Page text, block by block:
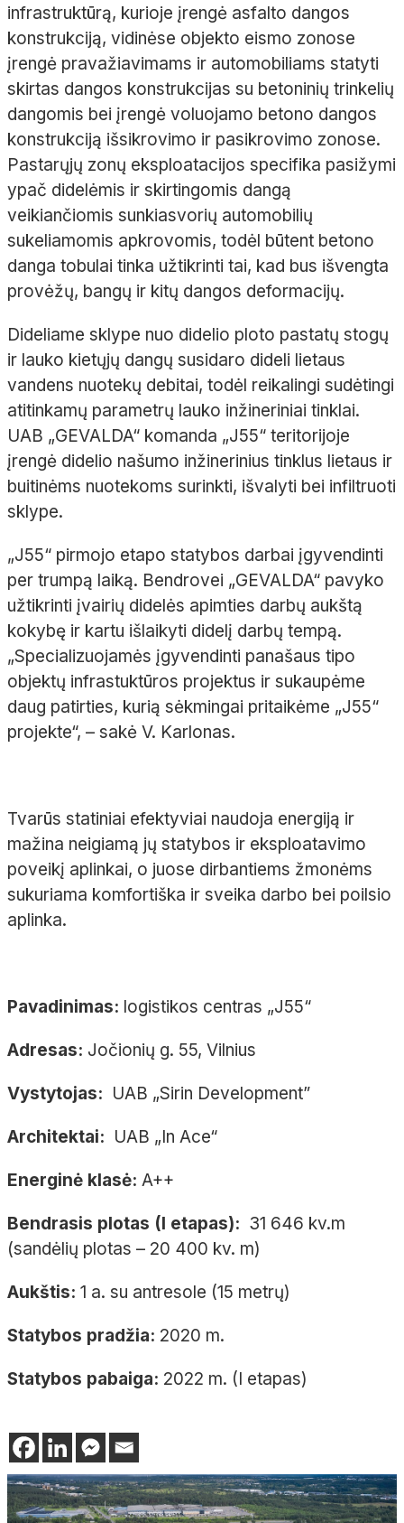
infrastruktūrą, kurioje įrengė asfalto dangos
konstrukciją, vidinėse objekto eismo zonose
įrengė pravažiavimams ir automobiliams statyti
skirtas dangos konstrukcijas su betoninių trinkelių
dangomis bei įrengė voluojamo betono dangos
konstrukciją išsikrovimo ir pasikrovimo zonose.
Pastarųjų zonų eksploatacijos specifika pasižymi
ypač didelėmis ir skirtingomis dangą
veikiančiomis sunkiasvorių automobilių
sukeliamomis apkrovomis, todėl būtent betono
danga tobulai tinka užtikrinti tai, kad bus išvengta
provėžų, bangų ir kitų dangos deformacijų.
Dideliame sklype nuo didelio ploto pastatų stogų
ir lauko kietųjų dangų susidaro dideli lietaus
vandens nuotekų debitai, todėl reikalingi sudėtingi
atitinkamų parametrų lauko inžineriniai tinklai.
UAB „GEVALDA“ komanda „J55“ teritorijoje
įrengė didelio našumo inžinerinius tinklus lietaus ir
buitinėms nuotekoms surinkti, išvalyti bei infiltruoti
sklype.
„J55“ pirmojo etapo statybos darbai įgyvendinti
per trumpą laiką. Bendrovei „GEVALDA“ pavyko
užtikrinti įvairių didelės apimties darbų aukštą
kokybę ir kartu išlaikyti didelį darbų tempą.
„Specializuojamės įgyvendinti panašaus tipo
objektų infrastuktūros projektus ir sukaupėme
daug patirties, kurią sėkmingai pritaikėme „J55“
projekte“, – sakė V. Karlonas.
Tvarūs statiniai efektyviai naudoja energiją ir
mažina neigiamą jų statybos ir eksploatavimo
poveikį aplinkai, o juose dirbantiems žmonėms
sukuriama komfortiška ir sveika darbo bei poilsio
aplinka.
Pavadinimas: logistikos centras „J55“
Adresas: Jočionių g. 55, Vilnius
Vystytojas: UAB „Sirin Development”
Architektai: UAB „In Ace“
Energinė klasė: A++
Bendrasis plotas (I etapas): 31 646 kv.m
(sandėlių plotas – 20 400 kv. m)
Aukštis: 1 a. su antresole (15 metrų)
Statybos pradžia: 2020 m.
Statybos pabaiga: 2022 m. (I etapas)